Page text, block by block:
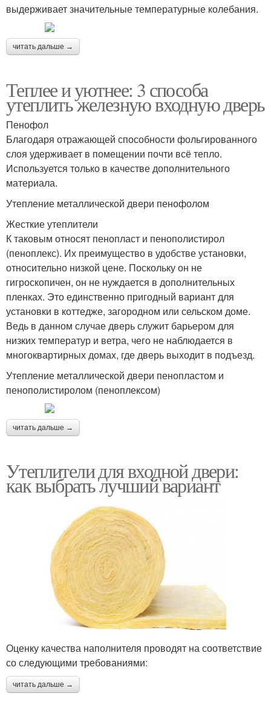
выдерживает значительные температурные колебания.
читать дальше →
Теплее и уютнее: 3 способа
утеплить железную входную дверь
Пенофол
Благодаря отражающей способности фольгированного
слоя удерживает в помещении почти всё тепло.
Используется только в качестве дополнительного
материала.
Утепление металлической двери пенофолом
Жесткие утеплители
К таковым относят пенопласт и пенополистирол
(пеноплекс). Их преимущество в удобстве установки,
относительно низкой цене. Поскольку он не
гигроскопичен, он не нуждается в дополнительных
пленках. Это единственно пригодный вариант для
установки в коттедже, загородном или сельском доме.
Ведь в данном случае дверь служит барьером для
низких температур и ветра, чего не наблюдается в
многоквартирных домах, где дверь выходит в подъезд.
Утепление металлической двери пенопластом и
пенополистиролом (пеноплексом)
читать дальше →
Утеплители для входной двери:
как выбрать лучший вариант
Оценку качества наполнителя проводят на соответствие
со следующими требованиями:
читать дальше →